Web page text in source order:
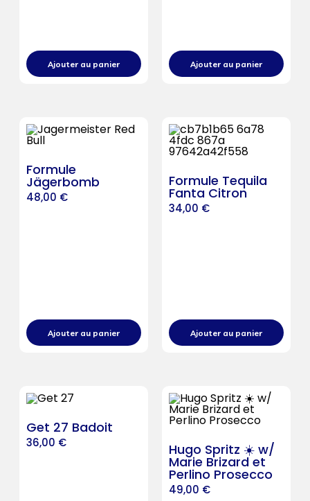
Ajouter au panier Ajouter au panier
Formule
Jägerbomb
48,00 €
Ajouter au panier
Formule Tequila
Fanta Citron
34,00 €
Ajouter au panier
Get 27 Badoit
36,00 € Hugo Spritz ☀️ w/
Marie Brizard et
Perlino Prosecco
49,00 €